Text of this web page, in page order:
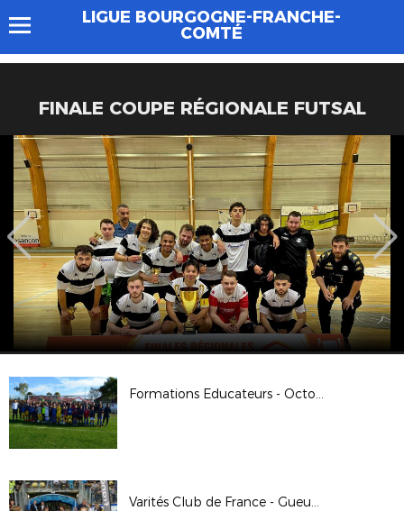
LIGUE BOURGOGNE-FRANCHE-
COMTÉ
FINALE COUPE RÉGIONALE FUTSAL
Formations Educateurs - Octobre 2018
Varités Club de France - Gueugnon (Octobre 2018)